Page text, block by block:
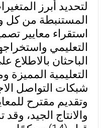
لتحديد أبرز
المستنبطة من كل
استقراء معايير
التعليمي
الباحثان
التعليمية
شبكات التواصل
وتقديم مقترح
والانتاج الجيد،